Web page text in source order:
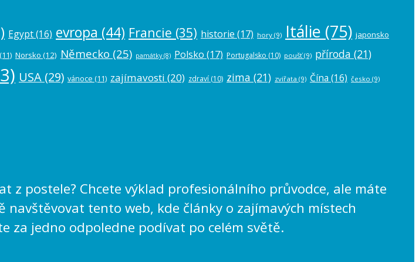
Egypt(16) evropa (44) Francie (35) historie (17) hory (9) Itálie (75) japonsko
(11) Norsko (12) Německo (25) památky(8) Polsko (17) Portugalsko (10) poušť(9) příroda (21)
USA (29) vánoce (11) zajímavosti (20) zdraví (10) zima (21) zvířata (9) Čína (16) česko (9)
z postele? Chcete výklad profesionálního průvodce, ale máte
tento web, kde články o zajímavých místech
za jedno odpoledne podívat po celém světě.